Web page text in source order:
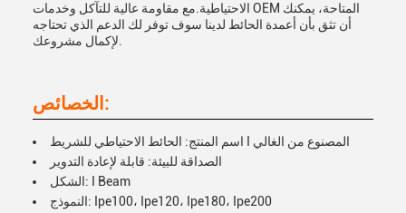
الاحتياطية.مع مقاومة عالية للتآكل وخدمات OEM المتاحة، يمكنك
أن تثق بأن أعمدة الحائط لدينا سوف توفر لك الدعم الذي تحتاجه
الخصائص:
اسم المنتج: الحائط الاحتياطي للشريط I المصنوع من الغالي
الصداقة للبيئة: قابلة لإعادة التدوير
الشكل: I Beam
النموذج: Ipe100، Ipe120، Ipe180، Ipe200